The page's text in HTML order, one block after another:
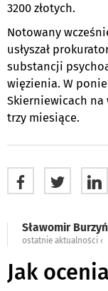
3200 złotych.
Notowany
usłyszał
substancji
więzienia. W
Skierniewicach na
trzy miesiące.
Sławomir
ostatnie aktualności ‹
Jak